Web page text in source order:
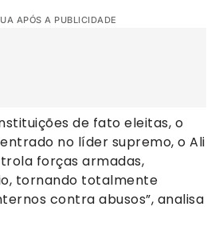
APÓS A PUBLICIDADE
de fato eleitas, o
no líder supremo, o Ali
forças armadas,
tornando totalmente
contra abusos”, analisa